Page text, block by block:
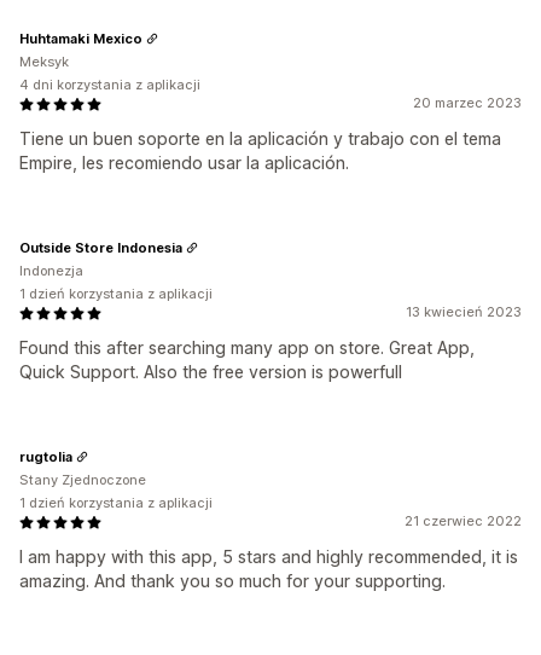
20 marzec 2023
Tiene un buen soporte en la aplicación y trabajo con el tema
Empire, les recomiendo usar la aplicación.
Huhtamaki Mexico
Meksyk
4 dni korzystania z aplikacji
13 kwiecień 2023
Found this after searching many app on store. Great App,
Quick Support. Also the free version is powerfull
Outside Store Indonesia
Indonezja
1 dzień korzystania z aplikacji
21 czerwiec 2022
I am happy with this app, 5 stars and highly recommended, it is
amazing. And thank you so much for your supporting.
rugtolia
Stany Zjednoczone
1 dzień korzystania z aplikacji